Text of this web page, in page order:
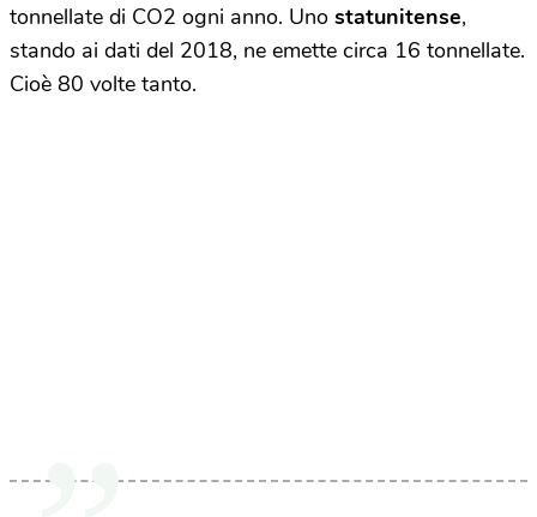
tonnellate di CO2 ogni anno. Uno statunitense,
stando ai dati del 2018, ne emette circa 16 tonnellate.
Cioè 80 volte tanto.